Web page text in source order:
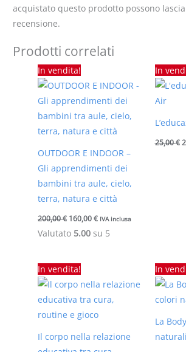
acquistato questo prodotto possono
recensione.
Prodotti correlati
In vendita!
OUTDOOR E INDOOR –
Gli apprendimenti dei
bambini tra aule, cielo,
terra, natura e città
200,00€
Il
prezzo
originale
200,00 €.
160,00€
attuale
160,00 €.
IVA inclusa
Valutato 5.00 su 5
In
25,00€
Il
In vendita!
Il corpo nella relazione
Il
prezzo
originale
era:
25,00 €.
attuale
20,00 €.
In
La
naturali
Il